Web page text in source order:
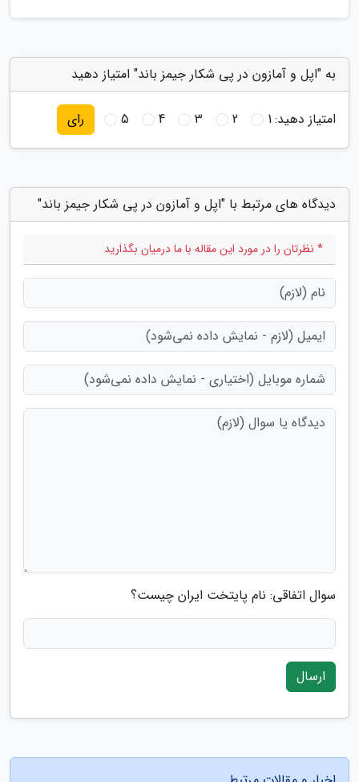
به "اپل و آمازون در پی شکار جیمز باند" امتیاز دهید
امتیاز دهید:1
2
3
4
5 رای
دیدگاه های مرتبط با "اپل و آمازون در پی شکار جیمز باند"
* نظرتان را در مورد این مقاله با ما درمیان بگذارید
سوال اتفاقی: نام پایتخت ایران چیست؟
ارسال